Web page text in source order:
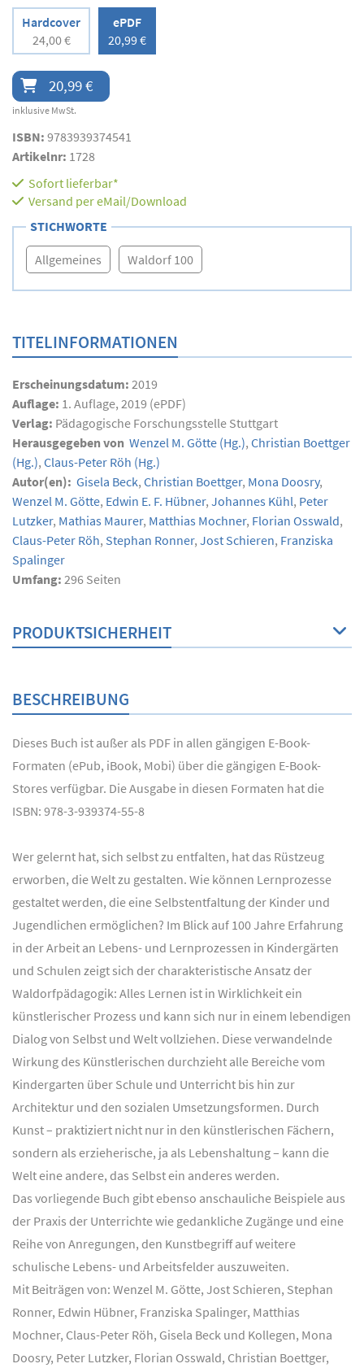
Hardcover
24,00 €
ePDF
20,99 €
20,99 €
inklusive MwSt.
ISBN: 9783939374541
Artikelnr: 1728
Sofort lieferbar*
Versand per eMail/Download
STICHWORTE
Allgemeines Waldorf 100
TITELINFORMATIONEN
Erscheinungsdatum: 2019
Auflage: 1. Auflage, 2019 (ePDF)
Verlag: Pädagogische Forschungsstelle Stuttgart
Herausgegeben von Wenzel M. Götte (Hg.), Christian Boettger
(Hg.), Claus-Peter Röh (Hg.)
Autor(en): Gisela Beck, Christian Boettger, Mona Doosry,
Wenzel M. Götte, Edwin E. F. Hübner, Johannes Kühl, Peter
Lutzker, Mathias Maurer, Matthias Mochner, Florian Osswald,
Claus-Peter Röh, Stephan Ronner, Jost Schieren, Franziska
Spalinger
Umfang: 296 Seiten
PRODUKTSICHERHEIT
BESCHREIBUNG
Dieses Buch ist außer als PDF in allen gängigen E-Book-
Formaten (ePub, iBook, Mobi) über die gängigen E-Book-
Stores verfügbar. Die Ausgabe in diesen Formaten hat die
ISBN: 978-3-939374-55-8
Wer gelernt hat, sich selbst zu entfalten, hat das Rüstzeug
erworben, die Welt zu gestalten. Wie können Lernprozesse
gestaltet werden, die eine Selbstentfaltung der Kinder und
Jugendlichen ermöglichen? Im Blick auf 100 Jahre Erfahrung
in der Arbeit an Lebens- und Lernprozessen in Kindergärten
und Schulen zeigt sich der charakteristische Ansatz der
Waldorfpädagogik: Alles Lernen ist in Wirklichkeit ein
künstlerischer Prozess und kann sich nur in einem lebendigen
Dialog von Selbst und Welt vollziehen. Diese verwandelnde
Wirkung des Künstlerischen durchzieht alle Bereiche vom
Kindergarten über Schule und Unterricht bis hin zur
Architektur und den sozialen Umsetzungsformen. Durch
Kunst – praktiziert nicht nur in den künstlerischen Fächern,
sondern als erzieherische, ja als Lebenshaltung – kann die
Welt eine andere, das Selbst ein anderes werden.
Das vorliegende Buch gibt ebenso anschauliche Beispiele aus
der Praxis der Unterrichte wie gedankliche Zugänge und eine
Reihe von Anregungen, den Kunstbegriff auf weitere
schulische Lebens- und Arbeitsfelder auszuweiten.
Mit Beiträgen von: Wenzel M. Götte, Jost Schieren, Stephan
Ronner, Edwin Hübner, Franziska Spalinger, Matthias
Mochner, Claus-Peter Röh, Gisela Beck und Kollegen, Mona
Doosry, Peter Lutzker, Florian Osswald, Christian Boettger,